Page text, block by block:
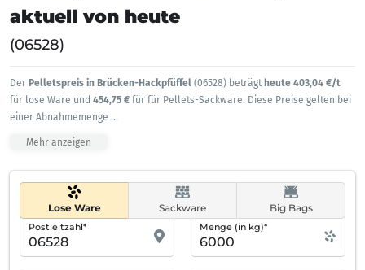
aktuell von heute
(06528)
Der Pelletspreis in Brücken-Hackpfüffel (06528) beträgt heute 403,04 €/t
für lose Ware und 454,75 € für für Pellets-Sackware. Diese Preise gelten bei
einer Abnahmemenge ...
Mehr anzeigen
Lose Ware Sackware Big Bags
Postleitzahl* Menge (in kg)*